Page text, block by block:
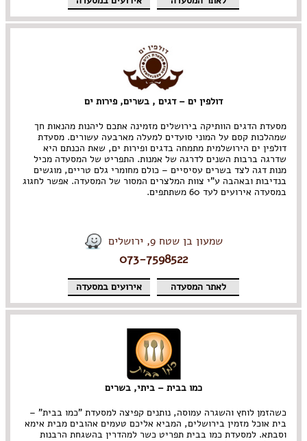
דולפין ים – דגים , בשרים, פירות ים
מסעדת הדגים הוותיקה בירושלים מזמינה אתכם ליהנות מהנאות חך
שמהלכות קסם על המוני סועדים למעלה מארבעה עשורים. מסעדת
דולפין ים הירושלמית מתמחה בדגים ופירות ים, שאת הכנתם היא
שדרגה ברבות השנים לדרגה של אמנות. התפריט של המסעדה מכיל
מנות דגה לצד בשרים עסיסיים – כולם מחומרי גלם טריים, מוגשים
בנדיבות ובאהבה ע"י צוות המלצרים המסור של המסעדה. אפשר לחגוג
במסעדה אירועים לעד 60 משתתפים.
שמעון בן שטח 9, ירושלים
073-7598522
לאתר המסעדה אירועים במסעדה
כמו בבית – ביתי, בשרים
כשהזמן לוחץ והשגרה עמוסה, נותנים קפיצה למסעדת "כמו בבית" –
בית אוכל מזמין בירושלים, המביא אליכם טעמים אהובים מבית אימא
וסבתא. למסעדת כמו בבית תפריט כשר למהדרין בהשגחת הרבנות